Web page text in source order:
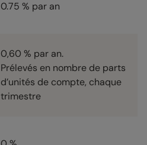
0.75 % par an
0,60 % par an.
Prélevés en nombre de parts
d’unités de compte, chaque
trimestre